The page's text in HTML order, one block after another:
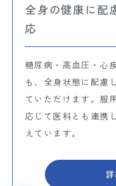
全身の健康に配
応
糖尿病・高血圧・心
も、全身状態に配慮
ていただけます。服
応じて医科とも連携
えています。